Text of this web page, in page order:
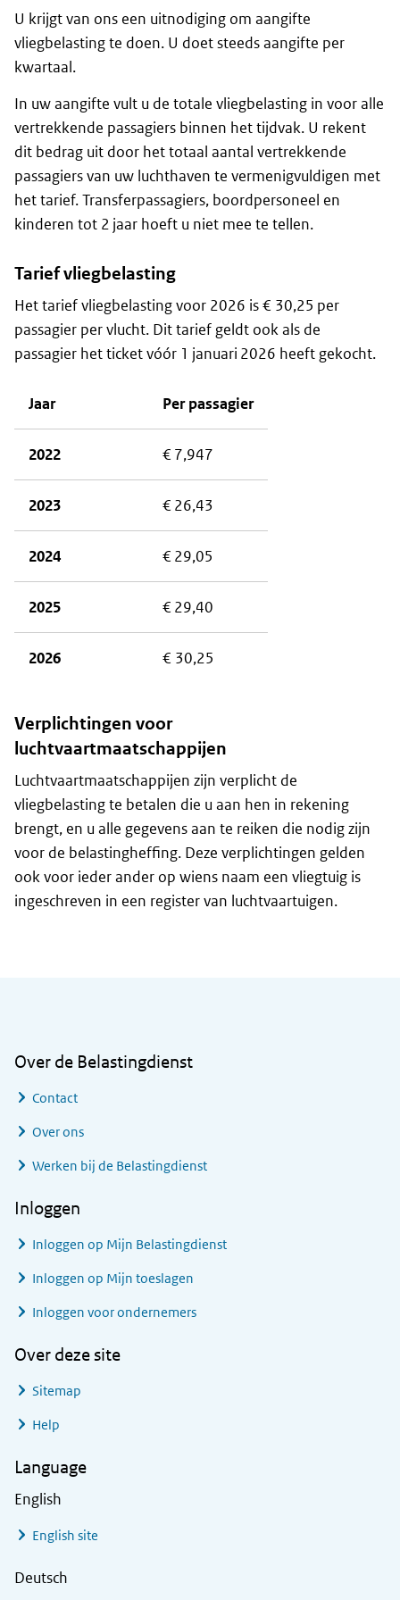
U krijgt van ons een uitnodiging om aangifte
vliegbelasting te doen. U doet steeds aangifte per
kwartaal.
In uw aangifte vult u de totale vliegbelasting in voor alle
vertrekkende passagiers binnen het tijdvak. U rekent
dit bedrag uit door het totaal aantal vertrekkende
passagiers van uw luchthaven te vermenigvuldigen met
het tarief. Transferpassagiers, boordpersoneel en
kinderen tot 2 jaar hoeft u niet mee te tellen.
Tarief vliegbelasting
Het tarief vliegbelasting voor 2026 is € 30,25 per
passagier per vlucht. Dit tarief geldt ook als de
passagier het ticket vóór 1 januari 2026 heeft gekocht.
Jaar Per passagier
2022 € 7,947
2023 € 26,43
2024 € 29,05
2025 € 29,40
2026 € 30,25
Verplichtingen voor
luchtvaartmaatschappijen
Luchtvaartmaatschappijen zijn verplicht de
vliegbelasting te betalen die u aan hen in rekening
brengt, en u alle gegevens aan te reiken die nodig zijn
voor de belastingheffing. Deze verplichtingen gelden
ook voor ieder ander op wiens naam een vliegtuig is
ingeschreven in een register van luchtvaartuigen.
Over de Belastingdienst
Contact
Over ons
Werken bij de Belastingdienst
Inloggen
Inloggen op Mijn Belastingdienst
Inloggen op Mijn toeslagen
Inloggen voor ondernemers
Over deze site
Sitemap
Help
Language
English
English site
Deutsch